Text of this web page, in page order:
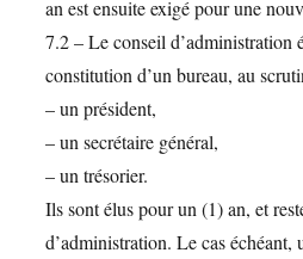
an est ensuite exigé pour une
7.2 – Le conseil d’administration
constitution d’un bureau, au
– un président,
– un secrétaire général,
– un trésorier.
Ils sont élus pour un (1) an, et
d’administration. Le cas échéant,